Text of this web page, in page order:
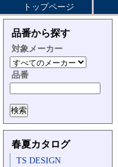
トップページ
品番から探す
対象メーカー
品番
春夏カタログ
TS DESIGN